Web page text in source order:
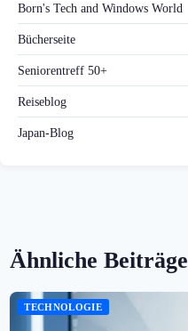
Born's Tech and Windows World
Bücherseite
Seniorentreff 50+
Reiseblog
Japan-Blog
Ähnliche Beiträge
TECHNOLOGIE